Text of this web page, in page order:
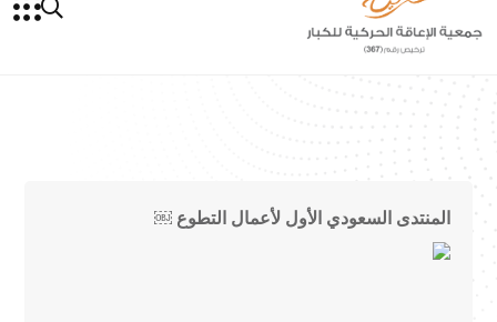
المنتدى السعودي الأول لأعمال التطوع ￼